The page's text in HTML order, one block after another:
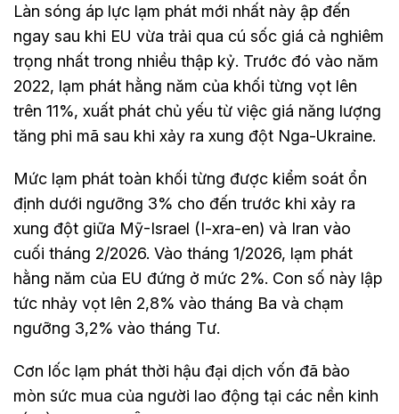
Làn sóng áp lực lạm phát mới nhất này ập đến
ngay sau khi EU vừa trải qua cú sốc giá cả nghiêm
trọng nhất trong nhiều thập kỷ. Trước đó vào năm
2022, lạm phát hằng năm của khối từng vọt lên
trên 11%, xuất phát chủ yếu từ việc giá năng lượng
tăng phi mã sau khi xảy ra xung đột Nga-Ukraine.
Mức lạm phát toàn khối từng được kiểm soát ổn
định dưới ngưỡng 3% cho đến trước khi xảy ra
xung đột giữa Mỹ-Israel (I-xra-en) và Iran vào
cuối tháng 2/2026. Vào tháng 1/2026, lạm phát
hằng năm của EU đứng ở mức 2%. Con số này lập
tức nhảy vọt lên 2,8% vào tháng Ba và chạm
ngưỡng 3,2% vào tháng Tư.
Cơn lốc lạm phát thời hậu đại dịch vốn đã bào
mòn sức mua của người lao động tại các nền kinh